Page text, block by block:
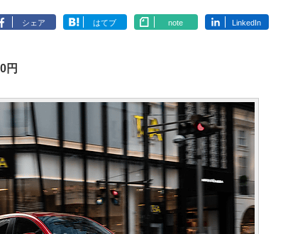
シェア はてブ note LinkedIn
円